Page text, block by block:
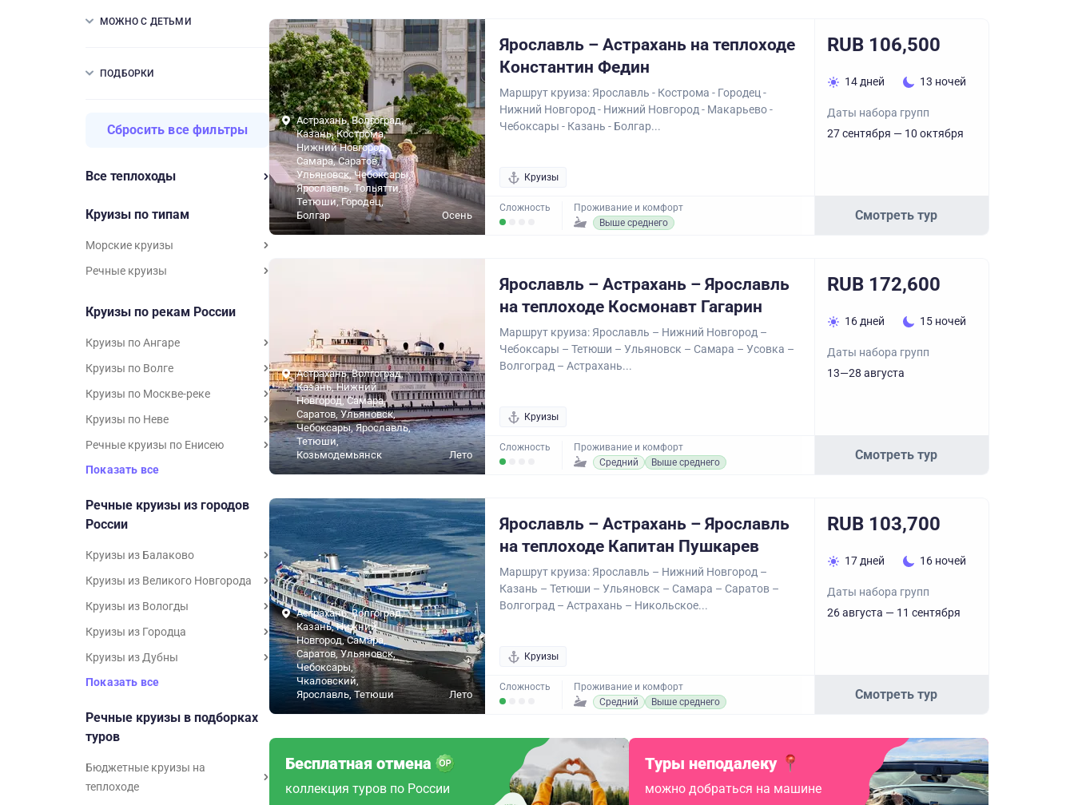
МОЖНО С ДЕТЬМИ
ПОДБОРКИ
Сбросить все фильтры
Все теплоходы
Круизы по типам
Морские круизы
Речные круизы
Круизы по рекам России
Круизы по Ангаре
Круизы по Волге
Круизы по Москве-реке
Круизы по Неве
Речные круизы по Енисею
Показать все
Речные круизы из городов
России
Круизы из Балаково
Круизы из Великого Новгорода
Круизы из Вологды
Круизы из Городца
Круизы из Дубны
Показать все
Речные круизы в подборках
туров
Бюджетные круизы на
теплоходе
Астрахань, Волгоград,
Казань, Кострома,
Нижний Новгород,
Самара, Саратов,
Ульяновск, Чебоксары,
Ярославль, Тольятти,
Тетюши, Городец,
Болгар
Осень
Ярославль – Астрахань на теплоходе
Константин Федин
Маршрут круиза: Ярославль - Кострома - Городец -
Нижний Новгород - Нижний Новгород - Макарьево -
Чебоксары - Казань - Болгар...
Круизы
Сложность
Проживание и комфорт
Выше среднего
RUB 106,500
14 дней 13 ночей
Даты набора групп
27 сентября — 10 октября
Смотреть тур
Астрахань, Волгоград,
Казань, Нижний
Новгород, Самара,
Саратов, Ульяновск,
Чебоксары, Ярославль,
Тетюши,
Козьмодемьянск
Лето
Ярославль – Астрахань – Ярославль
на теплоходе Космонавт Гагарин
Маршрут круиза: Ярославль – Нижний Новгород –
Чебоксары – Тетюши – Ульяновск – Самара – Усовка –
Волгоград – Астрахань...
Круизы
Сложность
Проживание и комфорт
Средний
Выше среднего
RUB 172,600
16 дней 15 ночей
Даты набора групп
13—28 августа
Смотреть тур
Астрахань, Волгоград,
Казань, Нижний
Новгород, Самара,
Саратов, Ульяновск,
Чебоксары,
Чкаловский,
Ярославль, Тетюши
Лето
Ярославль – Астрахань – Ярославль
на теплоходе Капитан Пушкарев
Маршрут круиза: Ярославль – Нижний Новгород –
Казань – Тетюши – Ульяновск – Самара – Саратов –
Волгоград – Астрахань – Никольское...
Круизы
Сложность
Проживание и комфорт
Средний
Выше среднего
RUB 103,700
17 дней 16 ночей
Даты набора групп
26 августа — 11 сентября
Смотреть тур
Бесплатная отмена
коллекция туров по России
Туры неподалеку
можно добраться на машине